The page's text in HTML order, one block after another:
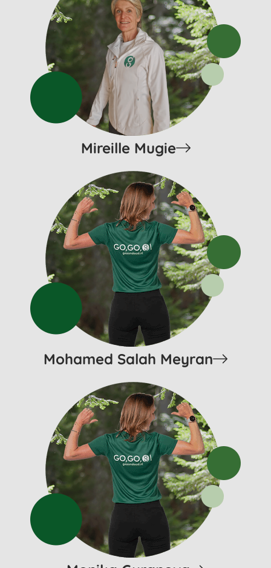
Mireille Mugie
Mohamed Salah Meyran